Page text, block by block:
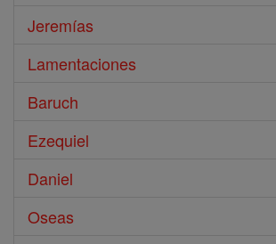
Jeremías
Lamentaciones
Baruch
Ezequiel
Daniel
Oseas